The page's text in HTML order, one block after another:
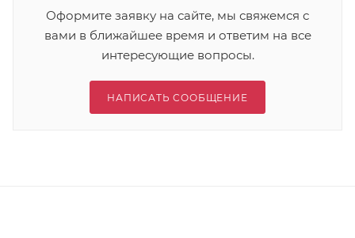
Оформите заявку на сайте, мы свяжемся с
вами в ближайшее время и ответим на все
интересующие вопросы.
НАПИСАТЬ СООБЩЕНИЕ